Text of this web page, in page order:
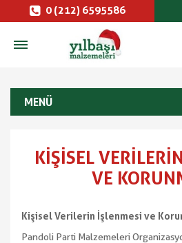
0 (212) 6595586
MENÜ
KIŞISEL
VE
Kişisel Verilerin İşlenmesi ve
Pandoli Parti Malzemeleri